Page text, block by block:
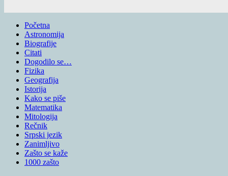
Početna
Astronomija
Biografije
Citati
Dogodilo se…
Fizika
Geografija
Istorija
Kako se piše
Matematika
Mitologija
Rečnik
Srpski jezik
Zanimljivo
Zašto se kaže
1000 zašto